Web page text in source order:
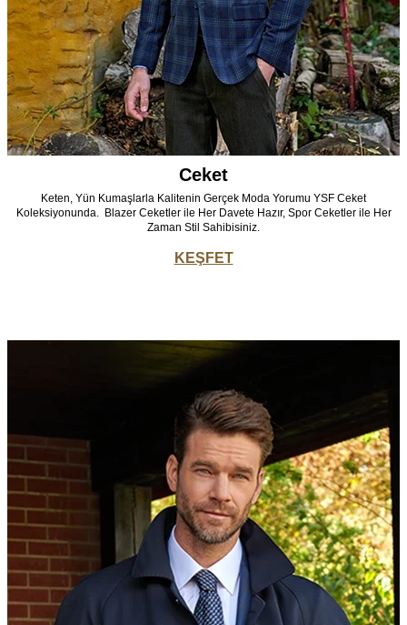
Ceket
Keten, Yün Kumaşlarla Kalitenin Gerçek Moda Yorumu YSF Ceket
Koleksiyonunda. Blazer Ceketler ile Her Davete Hazır, Spor Ceketler ile Her
Zaman Stil Sahibisiniz.
KEŞFET